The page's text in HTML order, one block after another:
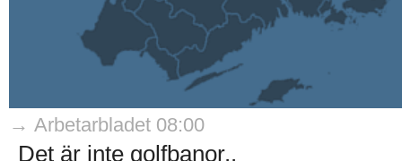
→ Arbetarbladet 08:00
Det är inte golfbanor..